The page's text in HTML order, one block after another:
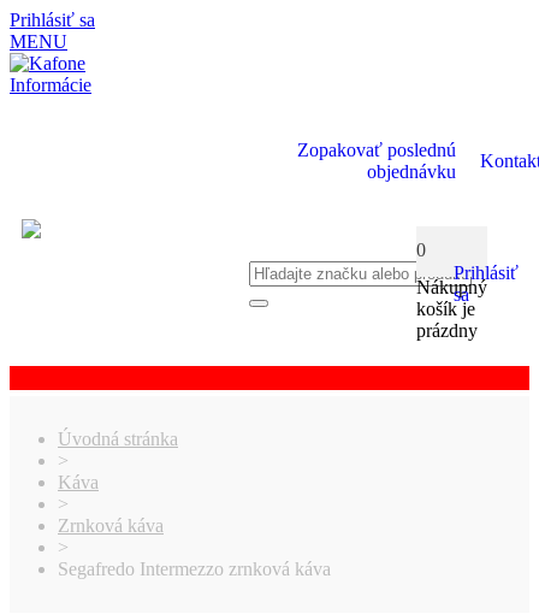
Prihlásiť sa
MENU
Informácie
Zopakovať poslednú
objednávku
0
Nákupný
košík je
prázdny
Prihlásiť
sa
Úvodná stránka
>
Káva
>
Zrnková káva
>
Segafredo Intermezzo zrnková káva